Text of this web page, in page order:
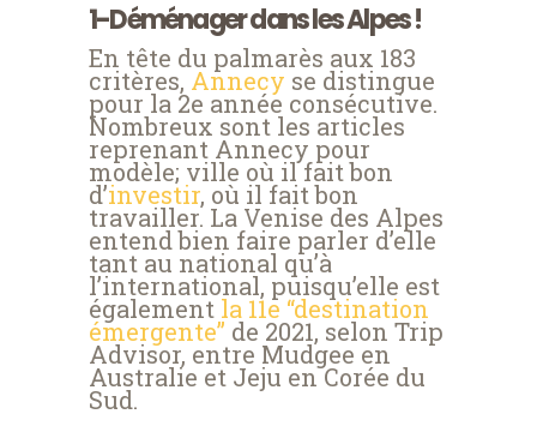
1-Déménager dans les Alpes !
En tête du palmarès aux 183
critères, Annecy se distingue
pour la 2e année consécutive.
Nombreux sont les articles
reprenant Annecy pour
modèle; ville où il fait bon
d’investir, où il fait bon
travailler. La Venise des Alpes
entend bien faire parler d’elle
tant au national qu’à
l’international, puisqu’elle est
également la 11e “destination
émergente” de 2021, selon Trip
Advisor, entre Mudgee en
Australie et Jeju en Corée du
Sud.